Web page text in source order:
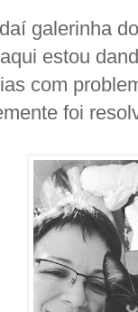
galerinha
estou
com
foi